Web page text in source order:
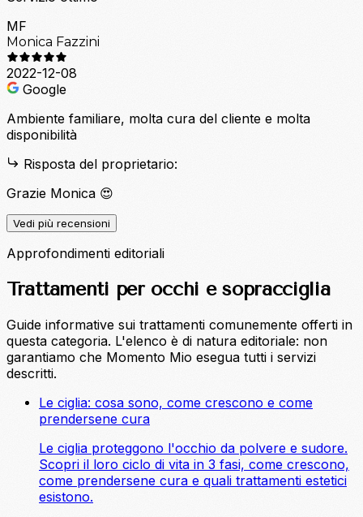
MF
Monica Fazzini
2022-12-08
Google
Ambiente familiare, molta cura del cliente e molta
disponibilità
Risposta del proprietario:
Grazie Monica 😍
Vedi più recensioni
Approfondimenti editoriali
Trattamenti per occhi e sopracciglia
Guide informative sui trattamenti comunemente offerti in
questa categoria. L'elenco è di natura editoriale: non
garantiamo che Momento Mio esegua tutti i servizi
descritti.
Le ciglia: cosa sono, come crescono e come
prendersene cura
Le ciglia proteggono l'occhio da polvere e sudore.
Scopri il loro ciclo di vita in 3 fasi, come crescono,
come prendersene cura e quali trattamenti estetici
esistono.